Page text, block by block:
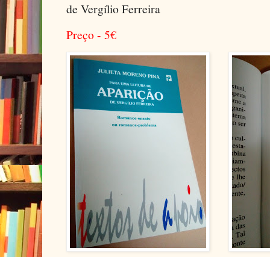
de Vergílio Ferreira
Preço - 5€